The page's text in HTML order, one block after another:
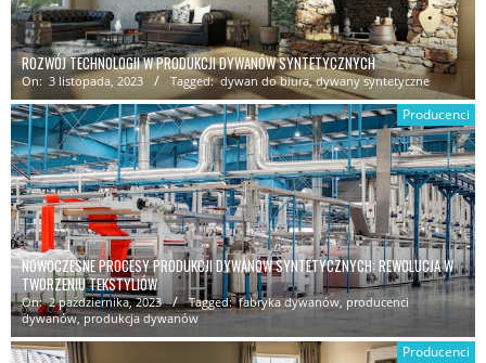
ROZWÓJ TECHNOLOGII W PRODUKCJI DYWANÓW SYNTETYCZNYCH
On: 3 listopada, 2023 Tagged: dywan do biura,dywany syntetyczne
Producenci
NOWOCZESNE PROCESY PRODUKCJI DYWANÓW SYNTETYCZNYCH: REWOLUCJA W
TWORZENIU TEKSTYLIÓW
On: 2 października, 2023 Tagged: fabryka dywanów, producenci
dywanów,produkcja dywanów
Producenci